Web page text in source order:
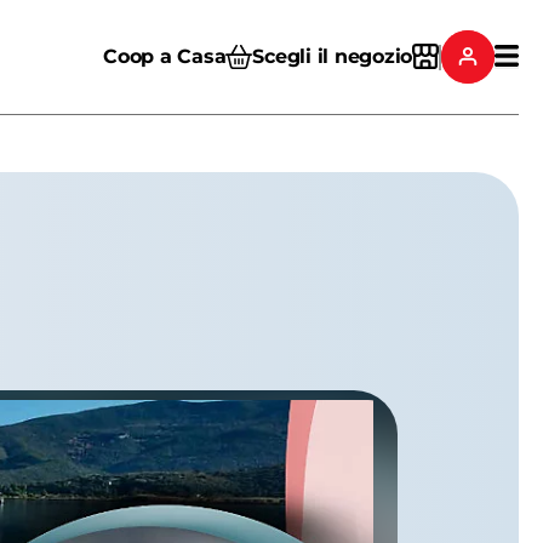
Coop a Casa Scegli il negozio